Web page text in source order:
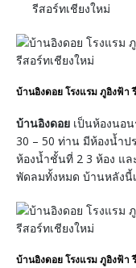
รีสอร์ทเชียงใหม่
บ้านอิงดอย โรงแรม ภูอิงฟ้า
บ้านอิงดอย เป็นห้องนอ
30 – 50 ท่าน มีห้องน้ำ
ห้องน้ำชั้นที่ 2 3 ห้อง แ
พัดลมทั้งหมด บ้านหลังนี้
บ้านอิงดอย โรงแรม ภูอิงฟ้า